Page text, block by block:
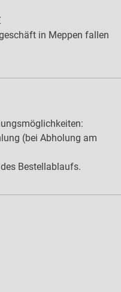
in Meppen fallen
(bei Abholung am
Bestellablaufs.